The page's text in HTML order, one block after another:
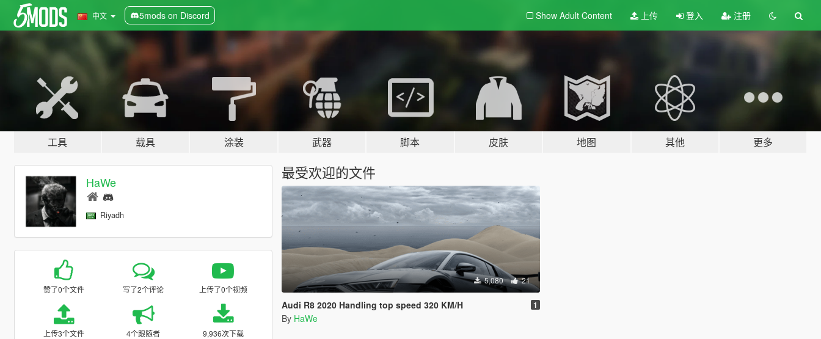
中文 5mods on Discord Show Adult Content 上传 登入 注册
工具 载具 涂装 武器 脚本 皮肤 地图 其他 更多
HaWe
Riyadh
赞了0个文件 写了2个评论 上传了0个视频
上传3个文件 4个跟随者 9,936次下载
最受欢迎的文件
5,080 21
Audi R8 2020 Handling top speed 320 KM/H 1
By HaWe